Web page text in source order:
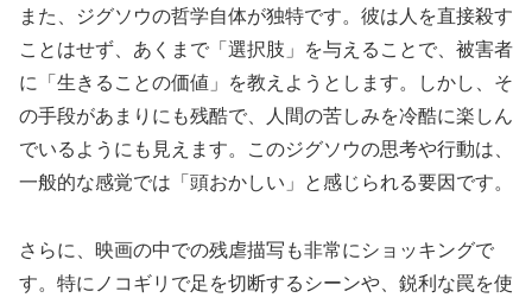
また、ジグソウの哲学自体が独特です。彼は人を直接殺す
ことはせず、あくまで「選択肢」を与えることで、被害者
に「生きることの価値」を教えようとします。しかし、そ
の手段があまりにも残酷で、人間の苦しみを冷酷に楽しん
でいるようにも見えます。このジグソウの思考や行動は、
一般的な感覚では「頭おかしい」と感じられる要因です。
さらに、映画の中での残虐描写も非常にショッキングで
す。特にノコギリで足を切断するシーンや、鋭利な罠を使